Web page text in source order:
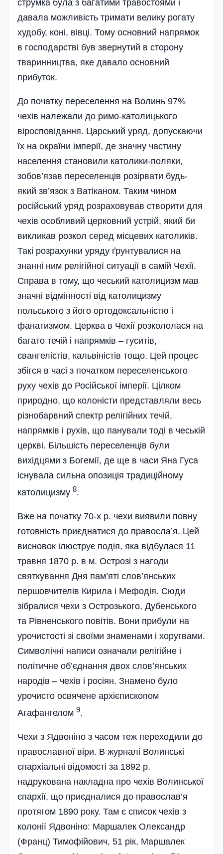
струмка була з багатими травостоями і
давала можливість тримати велику рогату
худобу, коні, вівці. Тому основний напрямок
в господарстві був звернутий в сторону
тваринництва, яке давало основний
прибуток.
До початку переселення на Волинь 97%
чехів належали до римо-католицького
віросповідання. Царський уряд, допускаючи
їх на окраїни імперії, де значну частину
населення становили католики-поляки,
зобов’язав переселенців розірвати будь-
який зв’язок з Ватіканом. Таким чином
російський уряд розраховував створити для
чехів особливий церковний устрій, який би
викликав розкол серед місцевих католиків.
Такі розрахунки уряду ґрунтувалися на
знанні ним релігійної ситуації в самій Чехії.
Справа в тому, що чеський католицизм мав
значні відмінності від католицизму
польського з його ортодоксальністю і
фанатизмом. Церква в Чехії розкололася на
багато течій і напрямків – гуситів,
євангелістів, кальвіністів тощо. Цей процес
збігся в часі з початком переселенського
руху чехів до Російської імперії. Цілком
природно, що колоністи представляли весь
різнобарвний спектр релігійних течій,
напрямків і рухів, що панували тоді в чеській
церкві. Більшість переселенців були
вихідцями з Богемії, де ще в часи Яна Гуса
існувала сильна опозиція традиційному
католицизму 8.
Вже на початку 70-х р. чехи виявили повну
готовність приєднатися до правосла’я. Цей
висновок ілюструє подія, яка відбулася 11
травня 1870 р. в м. Острозі з нагоди
святкування Дня пам’яті слов’янських
першовчителів Кирила і Мефодія. Сюди
зібралися чехи з Острозького, Дубенського
та Рівненського повітів. Вони прибули на
урочистості зі своїми знаменами і хоругвами.
Символічні написи означали релігійне і
політичне об’єднання двох слов’янських
народів – чехів і росіян. Знамено було
урочисто освячене архієпископом
Агафангелом 9.
Чехи з Ядвоніно з часом теж переходили до
православної віри. В журналі Волинські
єпархіальні відомості за 1892 р.
надрукована накладна про чехів Волинської
єпархії, що приєдналися до православ’я
протягом 1890 року. Там є список чехів з
колонії Ядвоніно: Маршалек Олександр
(Франц) Тимофійович, 51 рік, Маршалек